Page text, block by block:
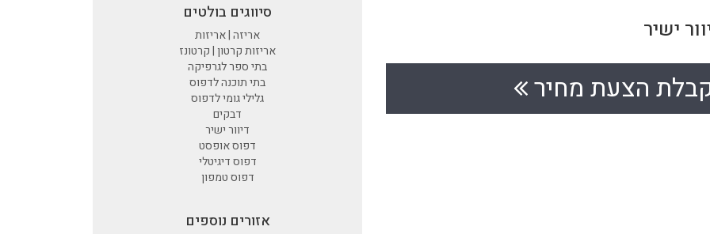
סיווגים בולטים
אריזה | אריזות
אריזות קרטון | קרטונז
בתי ספר לגרפיקה
בתי תוכנה לדפוס
גלילי גומי לדפוס
דבקים
דיוור ישיר
דפוס אופסט
דפוס דיגיטלי
דפוס טמפון
אזורים נוספים
ישיר
הצעת מחיר